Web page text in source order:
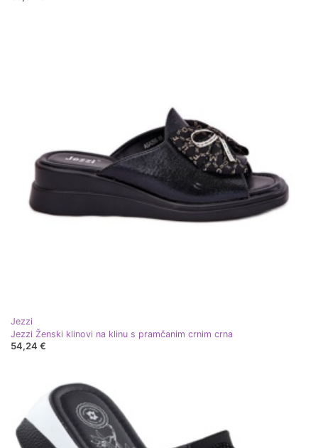
Jezzi
Jezzi Ženski klinovi na klinu s pramčanim crnim crna
54,24 €